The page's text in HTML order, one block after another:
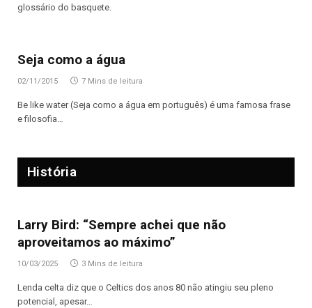
glossário do basquete.
Seja como a água
02/11/2015 7 Mins de leitura
Be like water (Seja como a água em português) é uma famosa frase
e filosofia…
História
Larry Bird: “Sempre achei que não
aproveitamos ao máximo”
10/03/2025 3 Mins de leitura
Lenda celta diz que o Celtics dos anos 80 não atingiu seu pleno
potencial, apesar…